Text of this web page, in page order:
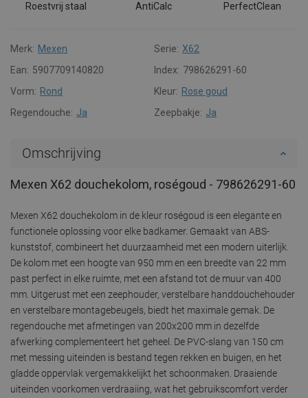
Roestvrij staal AntiCalc PerfectClean
Merk: Mexen Serie: X62
Ean: 5907709140820 Index: 798626291-60
Vorm: Rond Kleur: Rose goud
Regendouche: Ja Zeepbakje: Ja
Omschrijving
Mexen X62 douchekolom, roségoud - 798626291-60
Mexen X62 douchekolom in de kleur roségoud is een elegante en
functionele oplossing voor elke badkamer. Gemaakt van ABS-
kunststof, combineert het duurzaamheid met een modern uiterlijk.
De kolom met een hoogte van 950 mm en een breedte van 22 mm
past perfect in elke ruimte, met een afstand tot de muur van 400
mm. Uitgerust met een zeephouder, verstelbare handdouchehouder
en verstelbare montagebeugels, biedt het maximale gemak. De
regendouche met afmetingen van 200x200 mm in dezelfde
afwerking complementeert het geheel. De PVC-slang van 150 cm
met messing uiteinden is bestand tegen rekken en buigen, en het
gladde oppervlak vergemakkelijkt het schoonmaken. Draaiende
uiteinden voorkomen verdraaiing, wat het gebruikscomfort verder